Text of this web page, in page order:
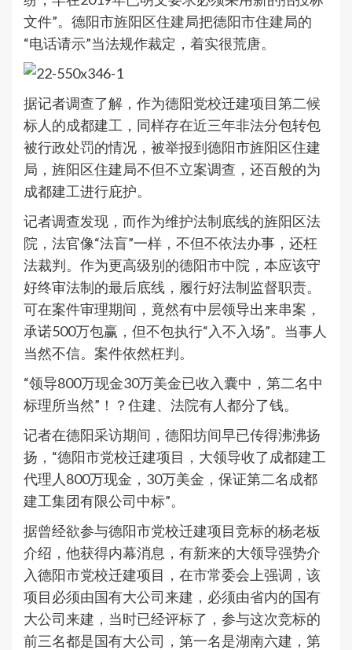
文件”。德阳市旌阳区住建局把德阳市住建局的
“电话请示”当法规作裁定，着实很荒唐。
据记者调查了解，作为德阳党校迁建项目第二候
标人的成都建工，同样存在近三年非法分包转包
被行政处罚的情况，被举报到德阳市旌阳区住建
局，旌阳区住建局不但不立案调查，还百般的为
成都建工进行庇护。
记者调查发现，而作为维护法制底线的旌阳区法
院，法官像“法盲”一样，不但不依法办事，还枉
法裁判。作为更高级别的德阳市中院，本应该守
好终审法制的最后底线，履行好法制监督职责。
可在案件审理期间，竟然有中层领导出来串案，
承诺500万包赢，但不包执行“入不入场”。当事人
当然不信。案件依然枉判。
“领导800万现金30万美金已收入囊中，第二名中
标理所当然”！？住建、法院有人都分了钱。
记者在德阳采访期间，德阳坊间早已传得沸沸扬
扬，“德阳市党校迁建项目，大领导收了成都建工
代理人800万现金，30万美金，保证第二名成都
建工集团有限公司中标”。
据曾经欲参与德阳市党校迁建项目竞标的杨老板
介绍，他获得内幕消息，有新来的大领导强势介
入德阳市党校迁建项目，在市常委会上强调，该
项目必须由国有大公司来建，必须由省内的国有
大公司来建，当时已经评标了，参与这次竞标的
前三名都是国有大公司，第一名是湖南六建，第